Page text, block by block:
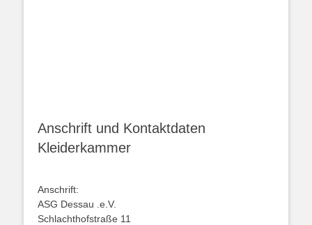
Anschrift und Kontaktdaten
Kleiderkammer
Anschrift:
ASG Dessau .e.V.
Schlachthofstraße 11